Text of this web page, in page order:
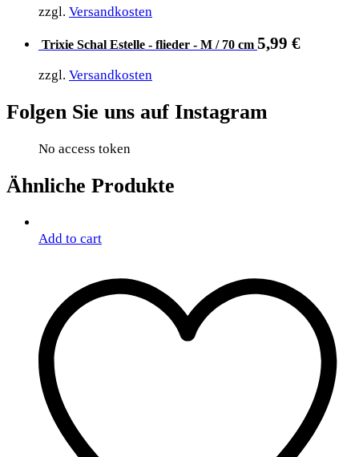
zzgl. Versandkosten
Trixie Schal Estelle - flieder - M / 70 cm 5,99 €
zzgl. Versandkosten
Folgen Sie uns auf Instagram
No access token
Ähnliche Produkte
Add to cart